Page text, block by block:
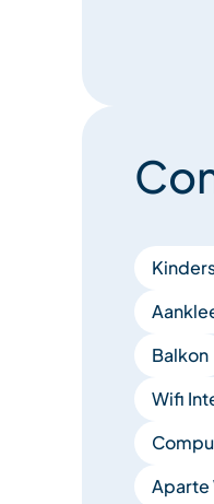
Balkon
Wifi
Aparte